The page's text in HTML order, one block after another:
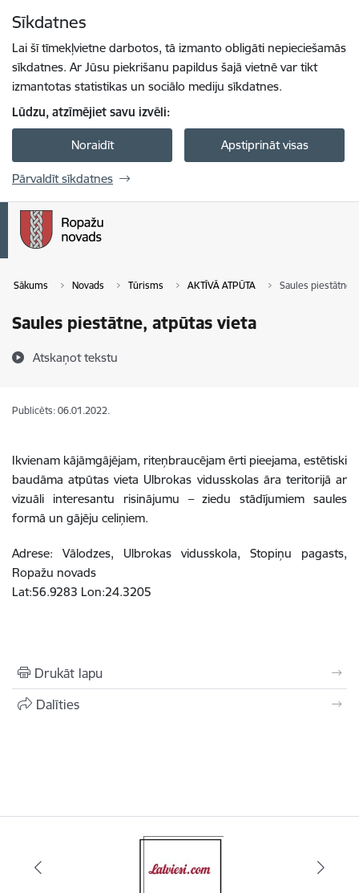
Sīkdatnes
Lai šī tīmekļvietne darbotos, tā izmanto obligāti nepieciešamās
sīkdatnes. Ar Jūsu piekrišanu papildus šajā vietnē var tikt
izmantotas statistikas un sociālo mediju sīkdatnes.
Lūdzu, atzīmējiet savu izvēli:
Noraidīt Apstiprināt visas
Pārvaldīt sīkdatnes
Sākums Novads Tūrisms AKTĪVĀ ATPŪTA Saules piestātne,
Saules piestātne, atpūtas vieta
Atskaņot tekstu
Publicēts: 06.01.2022.
Ikvienam kājāmgājējam, riteņbraucējam ērti pieejama, estētiski
baudāma atpūtas vieta Ulbrokas vidusskolas āra teritorijā ar
vizuāli interesantu risinājumu – ziedu stādījumiem saules
formā un gājēju celiņiem.
Adrese: Vālodzes, Ulbrokas vidusskola, Stopiņu pagasts,
Ropažu novads
Lat:56.9283 Lon:24.3205
Drukāt lapu
Dalīties